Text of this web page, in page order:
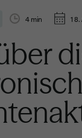
4min